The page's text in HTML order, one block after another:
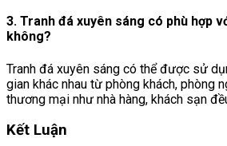
3. Tranh đá xuyên sáng có phù hợp
không?
Tranh đá xuyên sáng có thể được sử
gian khác nhau từ phòng khách, phòng
thương mại như nhà hàng, khách sạn
Kết Luận